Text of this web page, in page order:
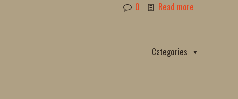
0 Read more
Categories